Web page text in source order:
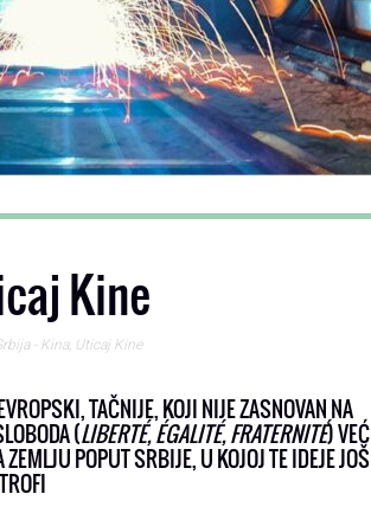
Kine
- Kina, Uticaj Kine
TAČNIJE, KOJI NIJE ZASNOVAN NA
(LIBERTÉ, ÉGALITÉ, FRATERNITÉ) VEĆ
POPUT SRBIJE, U KOJOJ TE IDEJE JOŠ